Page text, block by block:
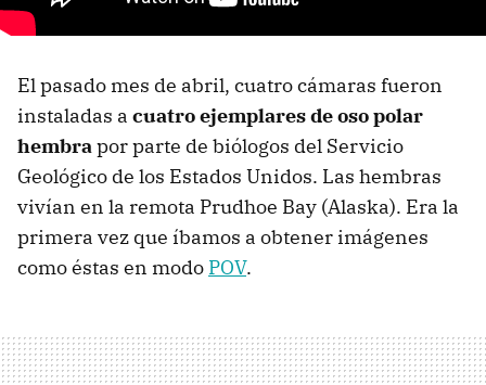
El pasado mes de abril, cuatro cámaras fueron
instaladas a cuatro ejemplares de oso polar
hembrapor parte de biólogos del Servicio
Geológico de los Estados Unidos. Las hembras
vivían en la remota Prudhoe Bay (Alaska). Era la
primera vez que íbamos a obtener imágenes
como éstas en modo POV.